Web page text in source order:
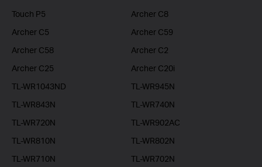
Touch P5
Archer C8
Archer C5
Archer C59
Archer C58
Archer C2
Archer C25
Archer C20i
TL-WR1043ND
TL-WR945N
TL-WR843N
TL-WR740N
TL-WR720N
TL-WR902AC
TL-WR810N
TL-WR802N
TL-WR710N
TL-WR702N